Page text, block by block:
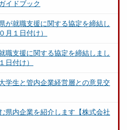
イドブック
が就職支援に関する協定を締結し
月１日付け）
職支援に関する協定を締結しまし
日付け）
学生と管内企業経営層との意見交
県内企業を紹介します【株式会社